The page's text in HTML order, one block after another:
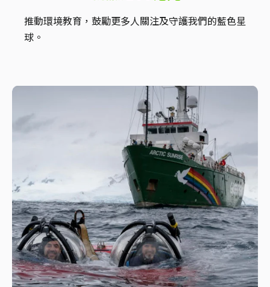
推動環境教育，鼓勵更多人關注及守護我們的藍色星
球。